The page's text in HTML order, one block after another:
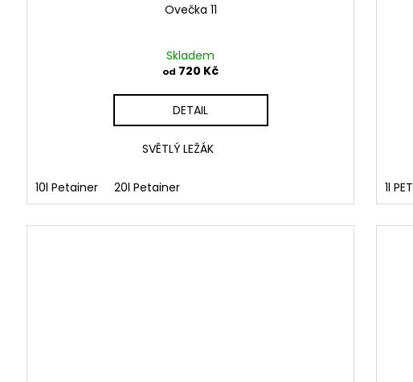
Ovečka 11
Skladem
od 720 Kč
DETAIL
SVĚTLÝ LEŽÁK
10l Petainer 20l Petainer 1l PET